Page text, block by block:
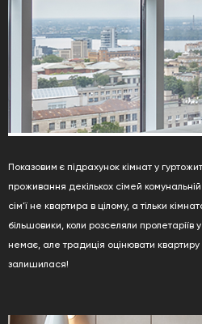
Показовим є підрахунок кімнат у
проживання декількох сімей
сім'ї не квартира в цілому, а тільки
більшовики, коли розселяли пролетаріїв
немає, але традиція оцінювати квартиру
залишилася!